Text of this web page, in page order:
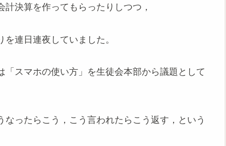
決算を作ってもらったりしつつ，
連日連夜していました。
スマホの使い方」を生徒会本部から議題として
ったらこう，こう言われたらこう返す，という